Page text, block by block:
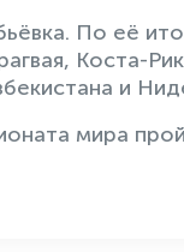
По её
Коста-
и
мира